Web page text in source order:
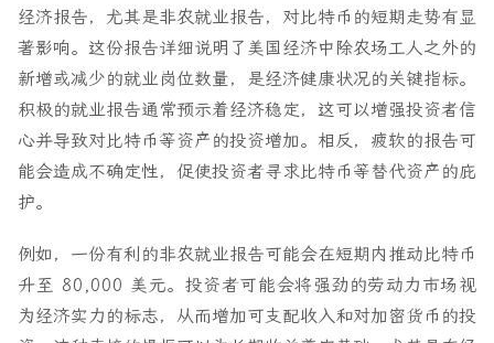
经济报告，尤其是非农就业报告，对比特币的短期走势有显
著影响。这份报告详细说明了美国经济中除农场工人之外的
新增或减少的就业岗位数量，是经济健康状况的关键指标。
积极的就业报告通常预示着经济稳定，这可以增强投资者信
心并导致对比特币等资产的投资增加。相反，疲软的报告可
能会造成不确定性，促使投资者寻求比特币等替代资产的庇
护。
例如，一份有利的非农就业报告可能会在短期内推动比特币
升至 80,000 美元。投资者可能会将强劲的劳动力市场视
为经济实力的标志，从而增加可支配收入和对加密货币的投